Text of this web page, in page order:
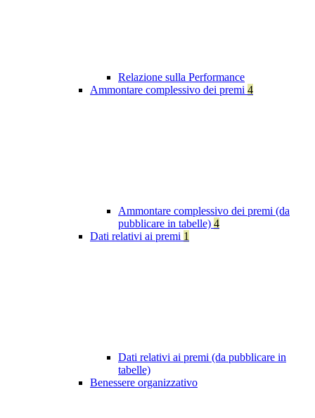
Relazione sulla Performance
Ammontare complessivo dei premi 4
Ammontare complessivo dei premi (da
pubblicare in tabelle) 4
Dati relativi ai premi 1
Dati relativi ai premi (da pubblicare in
tabelle)
Benessere organizzativo